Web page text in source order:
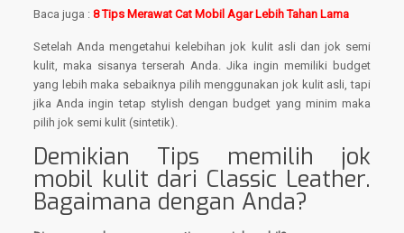
Baca juga : 8 Tips Merawat Cat Mobil Agar Lebih Tahan Lama
Setelah Anda mengetahui kelebihan jok kulit asli dan jok semi
kulit, maka sisanya terserah Anda. Jika ingin memiliki budget
yang lebih maka sebaiknya pilih menggunakan jok kulit asli, tapi
jika Anda ingin tetap stylish dengan budget yang minim maka
pilih jok semi kulit (sintetik).
Demikian Tips memilih jok
mobil kulit dari Classic Leather.
Bagaimana dengan Anda?